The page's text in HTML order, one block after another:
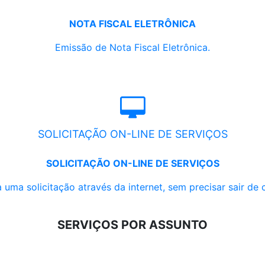
NOTA FISCAL ELETRÔNICA
Emissão de Nota Fiscal Eletrônica.
SOLICITAÇÃO ON-LINE DE SERVIÇOS
SOLICITAÇÃO ON-LINE DE SERVIÇOS
uma solicitação através da internet, sem precisar sair de
SERVIÇOS POR ASSUNTO